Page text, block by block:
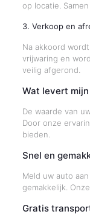
op locatie.
3. Verkoop en
Na akkoord
vrijwaring en
veilig afgerond.
Wat levert
De waarde van
Door onze
bieden.
Snel en
Meld uw auto
gemakkelijk.
Gratis